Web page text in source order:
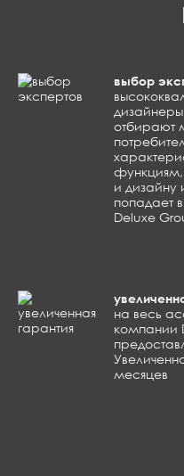
выбор
дизайнеры
отбирают
функциям,
и дизайну
попадает
Deluxe
на весь
компании
месяцев